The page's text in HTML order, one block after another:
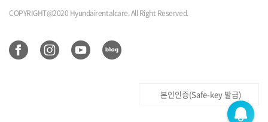
COPYRIGHT@2020 Hyundairentalcare. All Right Reserved.
본인인증(Safe-key 발급)